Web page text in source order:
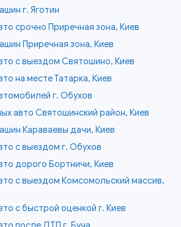
г. Яготин
срочно Приречная зона, Киев
Приречная зона, Киев
с выездом Святошино, Киев
на месте Татарка, Киев
г. Обухов
авто Святошинский район, Киев
Караваевы дачи, Киев
с выездом г. Обухов
дорого Бортничи, Киев
с выездом Комсомольский массив,
с быстрой оценкой г. Киев